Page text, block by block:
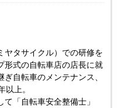
ヤタサイクル）での研修を
形式の自転車店の店長に就
自転車のメンテナンス、
以上。
て「自転車安全整備士」